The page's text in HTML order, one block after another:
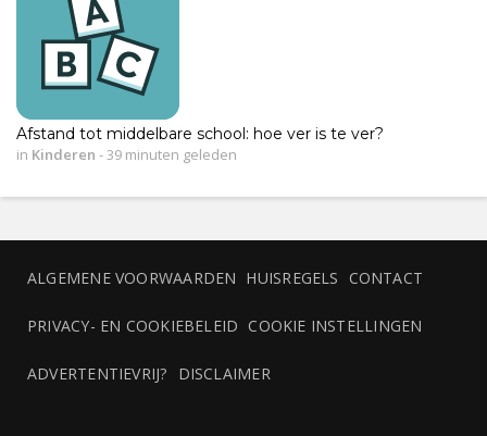
Afstand tot middelbare school: hoe ver is te ver?
in Kinderen -39 minuten geleden
ALGEMENE VOORWAARDEN HUISREGELS CONTACT
PRIVACY- EN COOKIEBELEID COOKIE INSTELLINGEN
ADVERTENTIEVRIJ? DISCLAIMER